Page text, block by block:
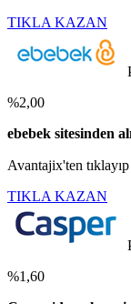
TIKLA KAZAN
%2,00
ebebek sitesinden
Avantajix'ten
TIKLA KAZAN
%1,60